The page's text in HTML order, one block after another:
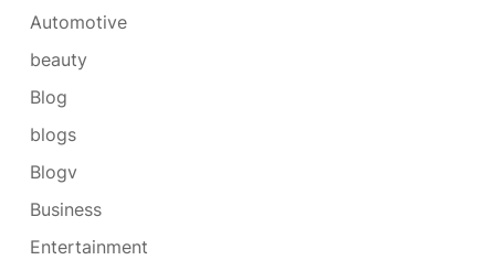
Automotive
beauty
Blog
blogs
Blogv
Business
Entertainment